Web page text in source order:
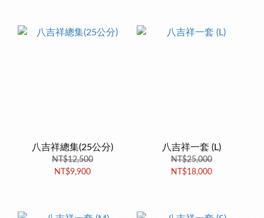
八吉祥總集(25公分)
NT$12,500
NT$9,900
八吉祥一套 (L)
NT$25,000
NT$18,000